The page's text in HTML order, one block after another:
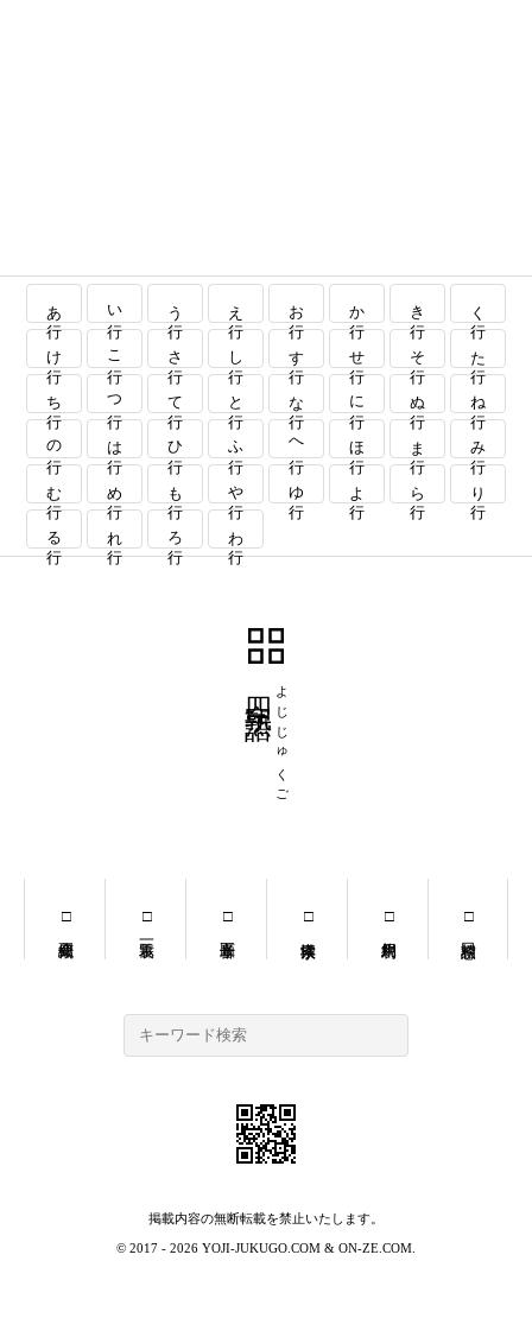
あ行 い行 う行 え行 お行 か行 き行 く行
け行 こ行 さ行 し行 す行 せ行 そ行 た行
ち行 つ行 て行 と行 な行 に行 ぬ行 ね行
の行 は行 ひ行 ふ行 へ行 ほ行 ま行 み行
む行 め行 も行 や行 ゆ行 よ行 ら行 り行
る行 れ行 ろ行 わ行
よじじゅくご
掲載内容の無断転載を禁止いたします。
© 2017 - 2026 YOJI-JUKUGO.COM & ON-ZE.COM